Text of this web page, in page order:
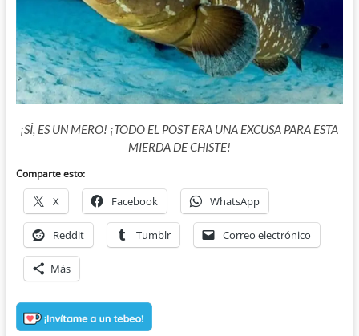
¡SÍ, ES UN MERO! ¡TODO EL POST ERA UNA EXCUSA PARA ESTA
MIERDA DE CHISTE!
Comparte esto:
X Facebook WhatsApp
Reddit Tumblr Correo electrónico
Más